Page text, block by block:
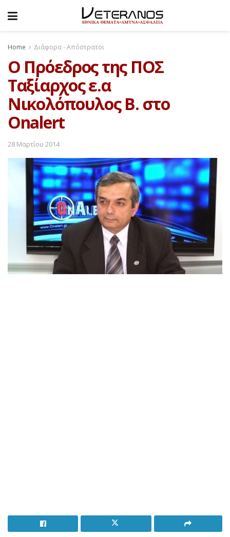
Home Διάφορα - Απόστρατοι
O Πρόεδρος της ΠΟΣ
Ταξίαρχος ε.α
Νικολόπουλος Β. στο
Onalert
28 Μαρτίου 2014